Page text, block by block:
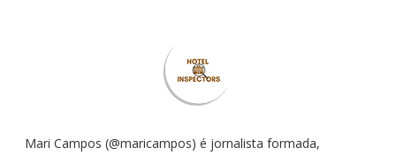
Mari Campos (@maricampos) é jornalista formada,